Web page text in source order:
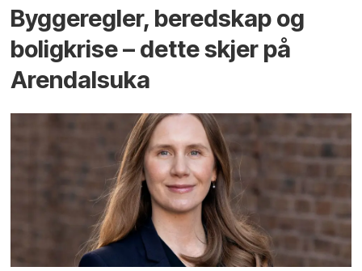
Bygge­regler, beredskap og
bolig­krise – dette skjer på
Arendals­uka